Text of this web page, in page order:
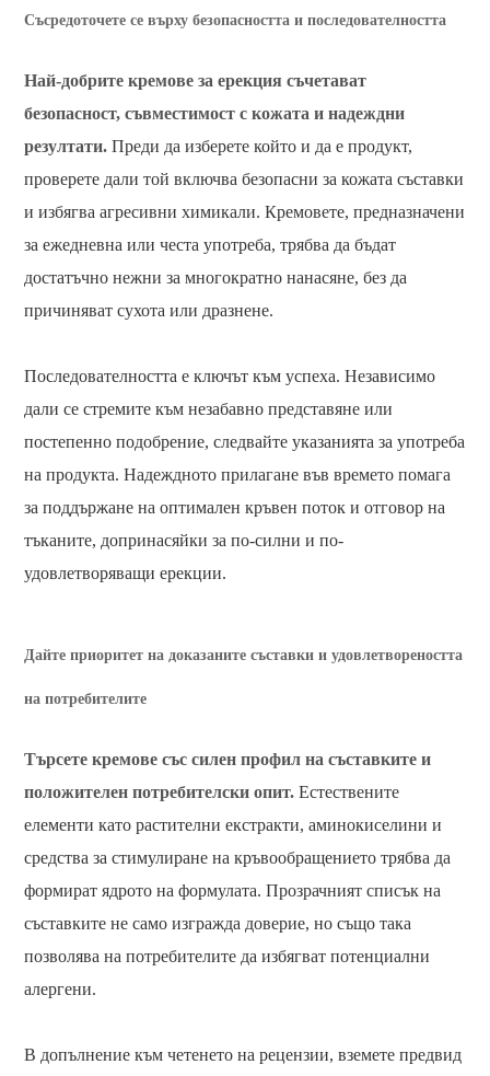
Съсредоточете се върху безопасността и последователността
Най-добрите кремове за ерекция съчетават
безопасност, съвместимост с кожата и надеждни
резултати. Преди да изберете който и да е продукт,
проверете дали той включва безопасни за кожата съставки
и избягва агресивни химикали. Кремовете, предназначени
за ежедневна или честа употреба, трябва да бъдат
достатъчно нежни за многократно нанасяне, без да
причиняват сухота или дразнене.
Последователността е ключът към успеха. Независимо
дали се стремите към незабавно представяне или
постепенно подобрение, следвайте указанията за употреба
на продукта. Надеждното прилагане във времето помага
за поддържане на оптимален кръвен поток и отговор на
тъканите, допринасяйки за по-силни и по-
удовлетворяващи ерекции.
Дайте приоритет на доказаните съставки и удовлетвореността
на потребителите
Търсете кремове със силен профил на съставките и
положителен потребителски опит. Естествените
елементи като растителни екстракти, аминокиселини и
средства за стимулиране на кръвообращението трябва да
формират ядрото на формулата. Прозрачният списък на
съставките не само изгражда доверие, но също така
позволява на потребителите да избягват потенциални
алергени.
В допълнение към четенето на рецензии, вземете предвид